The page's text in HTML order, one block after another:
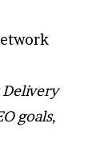
Delivery
goals,